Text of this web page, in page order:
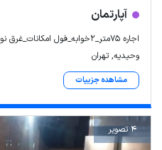
آپارتمان
اجاره 75متر_2خوابه_فول امکانات_غرق نور
وحیدیه, تهران
مشاهده جزییات
4 تصویر